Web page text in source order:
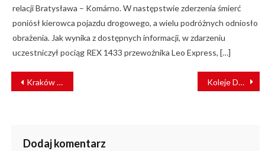
relacji Bratysława – Komárno. W następstwie zderzenia śmierć
poniósł kierowca pojazdu drogowego, a wielu podróżnych odniosło
obrażenia. Jak wynika z dostępnych informacji, w zdarzeniu
uczestniczył pociąg REX 1433 przewoźnika Leo Express, […]
NAWIGACJA
WPISU
Kraków wzmocni komunikację miejską Koleje Dolnośląskie przywracają kolejne połączenia
Dodaj komentarz